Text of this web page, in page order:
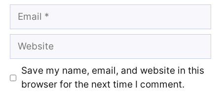
Email
Website
Save my name, email, and website in this
browser for the next time I comment.